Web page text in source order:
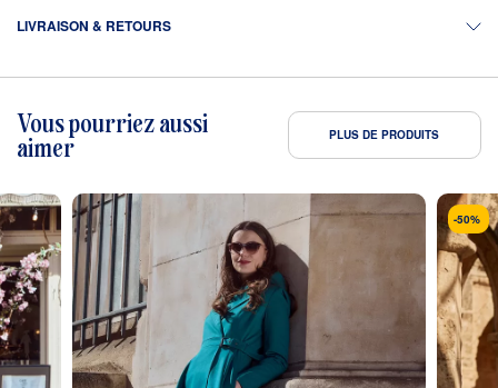
LIVRAISON & RETOURS
Vous pourriez aussi
aimer
PLUS DE PRODUITS
-50%